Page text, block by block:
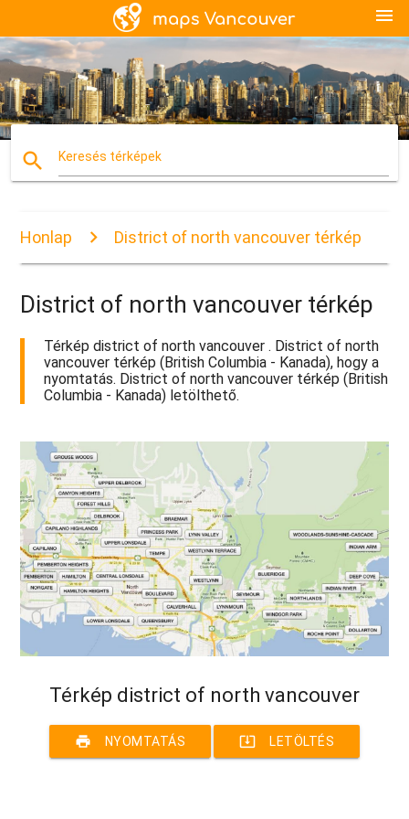
menu
search Keresés térképek
Honlap District of north vancouver térkép
District of north vancouver térkép
Térkép district of north vancouver . District of north
vancouver térkép (British Columbia - Kanada), hogy a
nyomtatás. District of north vancouver térkép (British
Columbia - Kanada) letölthető.
Térkép district of north vancouver
print NYOMTATÁS system_update_alt LETÖLTÉS